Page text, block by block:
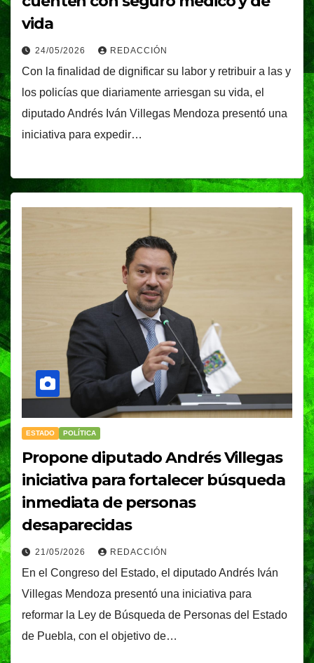
vida
24/05/2026 REDACCIÓN
Con la finalidad de dignificar su labor y retribuir a las y
los policías que diariamente arriesgan su vida, el
diputado Andrés Iván Villegas Mendoza presentó una
iniciativa para expedir…
ESTADO POLÍTICA
Propone diputado Andrés Villegas
iniciativa para fortalecer búsqueda
inmediata de personas
desaparecidas
21/05/2026 REDACCIÓN
En el Congreso del Estado, el diputado Andrés Iván
Villegas Mendoza presentó una iniciativa para
reformar la Ley de Búsqueda de Personas del Estado
de Puebla, con el objetivo de…